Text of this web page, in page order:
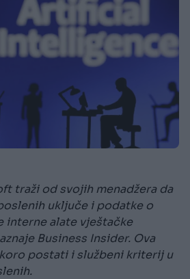
traži od svojih menadžera da
uključe i podatke o
interne alate vještačke
Business Insider. Ova
postati i službeni kriterij u